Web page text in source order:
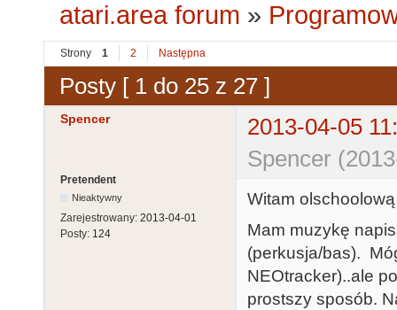
atari.area forum »
Strony 1 2 Następna
Posty [ 1 do 25 z 27 ]
Spencer
2013-04-05
Spencer
Pretendent
Nieaktywny
Zarejestrowany: 2013-04-01
Posty: 124
Witam
Mam muzykę
(perkusja/bas).
NEOtracker)..ale
prostszy sposób.